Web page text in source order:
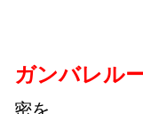
ガンバレル
密を